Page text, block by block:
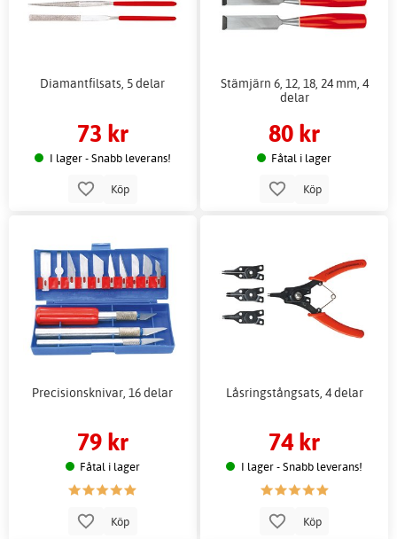
Diamantfilsats, 5 delar
73 kr
I lager - Snabb leverans!
Köp
Stämjärn 6, 12, 18, 24 mm, 4
delar
80 kr
Fåtal i lager
Köp
Precisionsknivar, 16 delar
79 kr
Fåtal i lager
Köp
Låsringstångsats, 4 delar
74 kr
I lager - Snabb leverans!
Köp